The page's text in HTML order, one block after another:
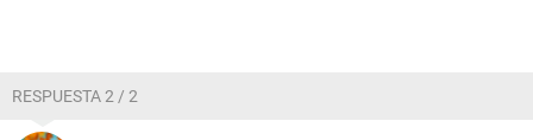
RESPUESTA 2 / 2